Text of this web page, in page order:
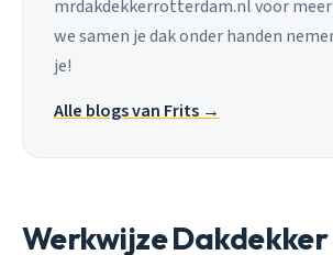
mrdakdekkerrotterdam.nl voor
we samen je dak onder handen
je!
Alle blogs van Frits →
Werkwijze Dakdekker